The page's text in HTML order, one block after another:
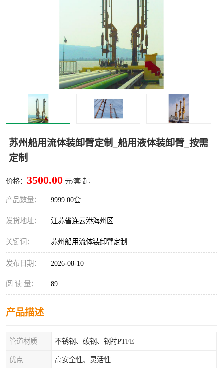
苏州船用流体装卸臂定制_船用液体装卸臂_按需
定制
价格： 3500.00 元/套 起
产品数量： 9999.00套
发货地址： 江苏省连云港海州区
关键词： 苏州船用流体装卸臂定制
发布日期： 2026-08-10
阅 读 量： 89
产品描述
管道材质 不锈钢、碳钢、钢衬PTFE
优点 高安全性、灵活性
输油臂
紧急脱离干式接头 火车鹤管
顶部鹤管
低温鹤管
浮动出油装置 鹤管